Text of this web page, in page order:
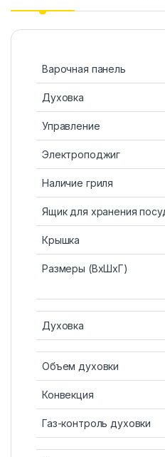
Варочная панель
Духовка
Управление
Электроподжиг
Наличие гриля
Ящик для хранения
Крышка
Размеры (ВхШхГ)
Духовка
Объем духовки
Конвекция
Газ-контроль духовки